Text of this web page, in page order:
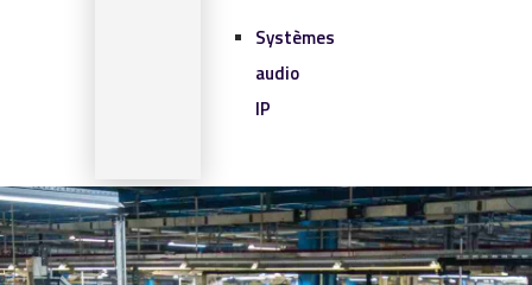
Systèmes
audio
IP
SOLUTIONS IOT
BLOG
CONTACTCONTACT